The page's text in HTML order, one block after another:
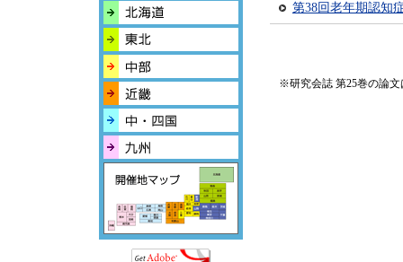
第38回老年期認知
※研究会誌 第25巻の論